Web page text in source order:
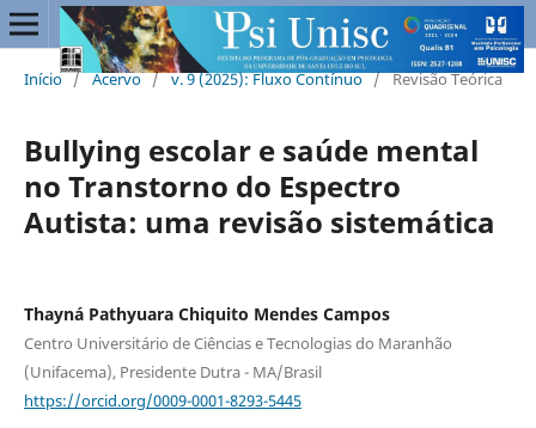
Início / Acervo / v. 9 (2025): Fluxo Contínuo / Revisão Teórica
Bullying escolar e saúde mental
no Transtorno do Espectro
Autista: uma revisão sistemática
Thayná Pathyuara Chiquito Mendes Campos
Centro Universitário de Ciências e Tecnologias do Maranhão
(Unifacema), Presidente Dutra - MA/Brasil
https://orcid.org/0009-0001-8293-5445